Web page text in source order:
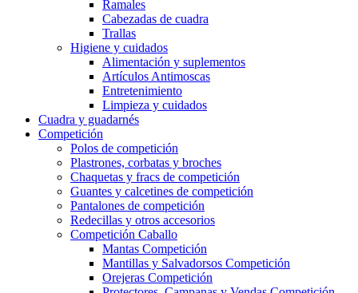
Ramales
Cabezadas de cuadra
Trallas
Higiene y cuidados
Alimentación y suplementos
Artículos Antimoscas
Entretenimiento
Limpieza y cuidados
Cuadra y guadarnés
Competición
Polos de competición
Plastrones, corbatas y broches
Chaquetas y fracs de competición
Guantes y calcetines de competición
Pantalones de competición
Redecillas y otros accesorios
Competición Caballo
Mantas Competición
Mantillas y Salvadorsos Competición
Orejeras Competición